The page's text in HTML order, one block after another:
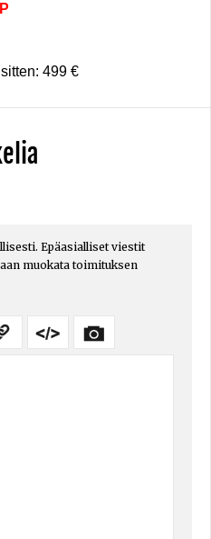
499 €
Epäasialliset viestit
muokata toimituksen